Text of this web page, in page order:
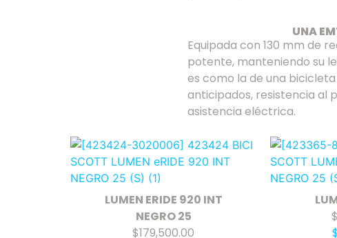
UNA
Equipada con 130 mm de
potente, manteniendo su
es como la de una
anticipados, resistencia al
asistencia eléctrica.
LUMEN ERIDE 920 INT
NEGRO 25
$179,500.00